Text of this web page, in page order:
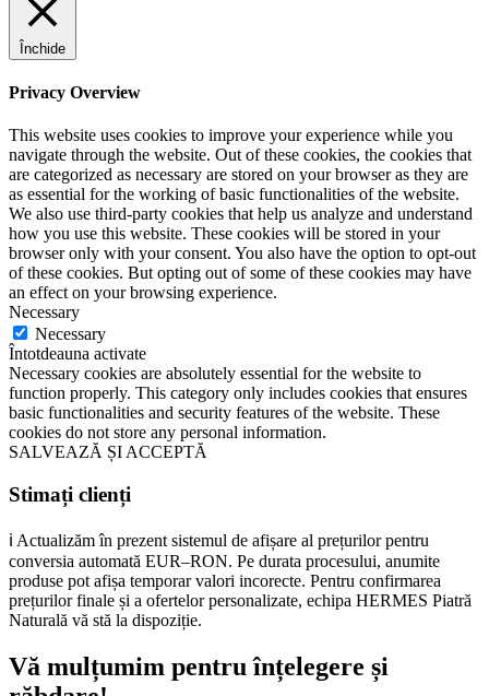
Închide
Privacy Overview
This website uses cookies to improve your experience while you
navigate through the website. Out of these cookies, the cookies that
are categorized as necessary are stored on your browser as they are
as essential for the working of basic functionalities of the website.
We also use third-party cookies that help us analyze and understand
how you use this website. These cookies will be stored in your
browser only with your consent. You also have the option to opt-out
of these cookies. But opting out of some of these cookies may have
an effect on your browsing experience.
Necessary
Necessary
Întotdeauna activate
Necessary cookies are absolutely essential for the website to
function properly. This category only includes cookies that ensures
basic functionalities and security features of the website. These
cookies do not store any personal information.
SALVEAZĂ ȘI ACCEPTĂ
Stimați clienți
ℹ️ Actualizăm în prezent sistemul de afișare al prețurilor pentru
conversia automată EUR–RON. Pe durata procesului, anumite
produse pot afișa temporar valori incorecte. Pentru confirmarea
prețurilor finale și a ofertelor personalizate, echipa HERMES Piatră
Naturală vă stă la dispoziție.
Vă mulțumim pentru înțelegere și